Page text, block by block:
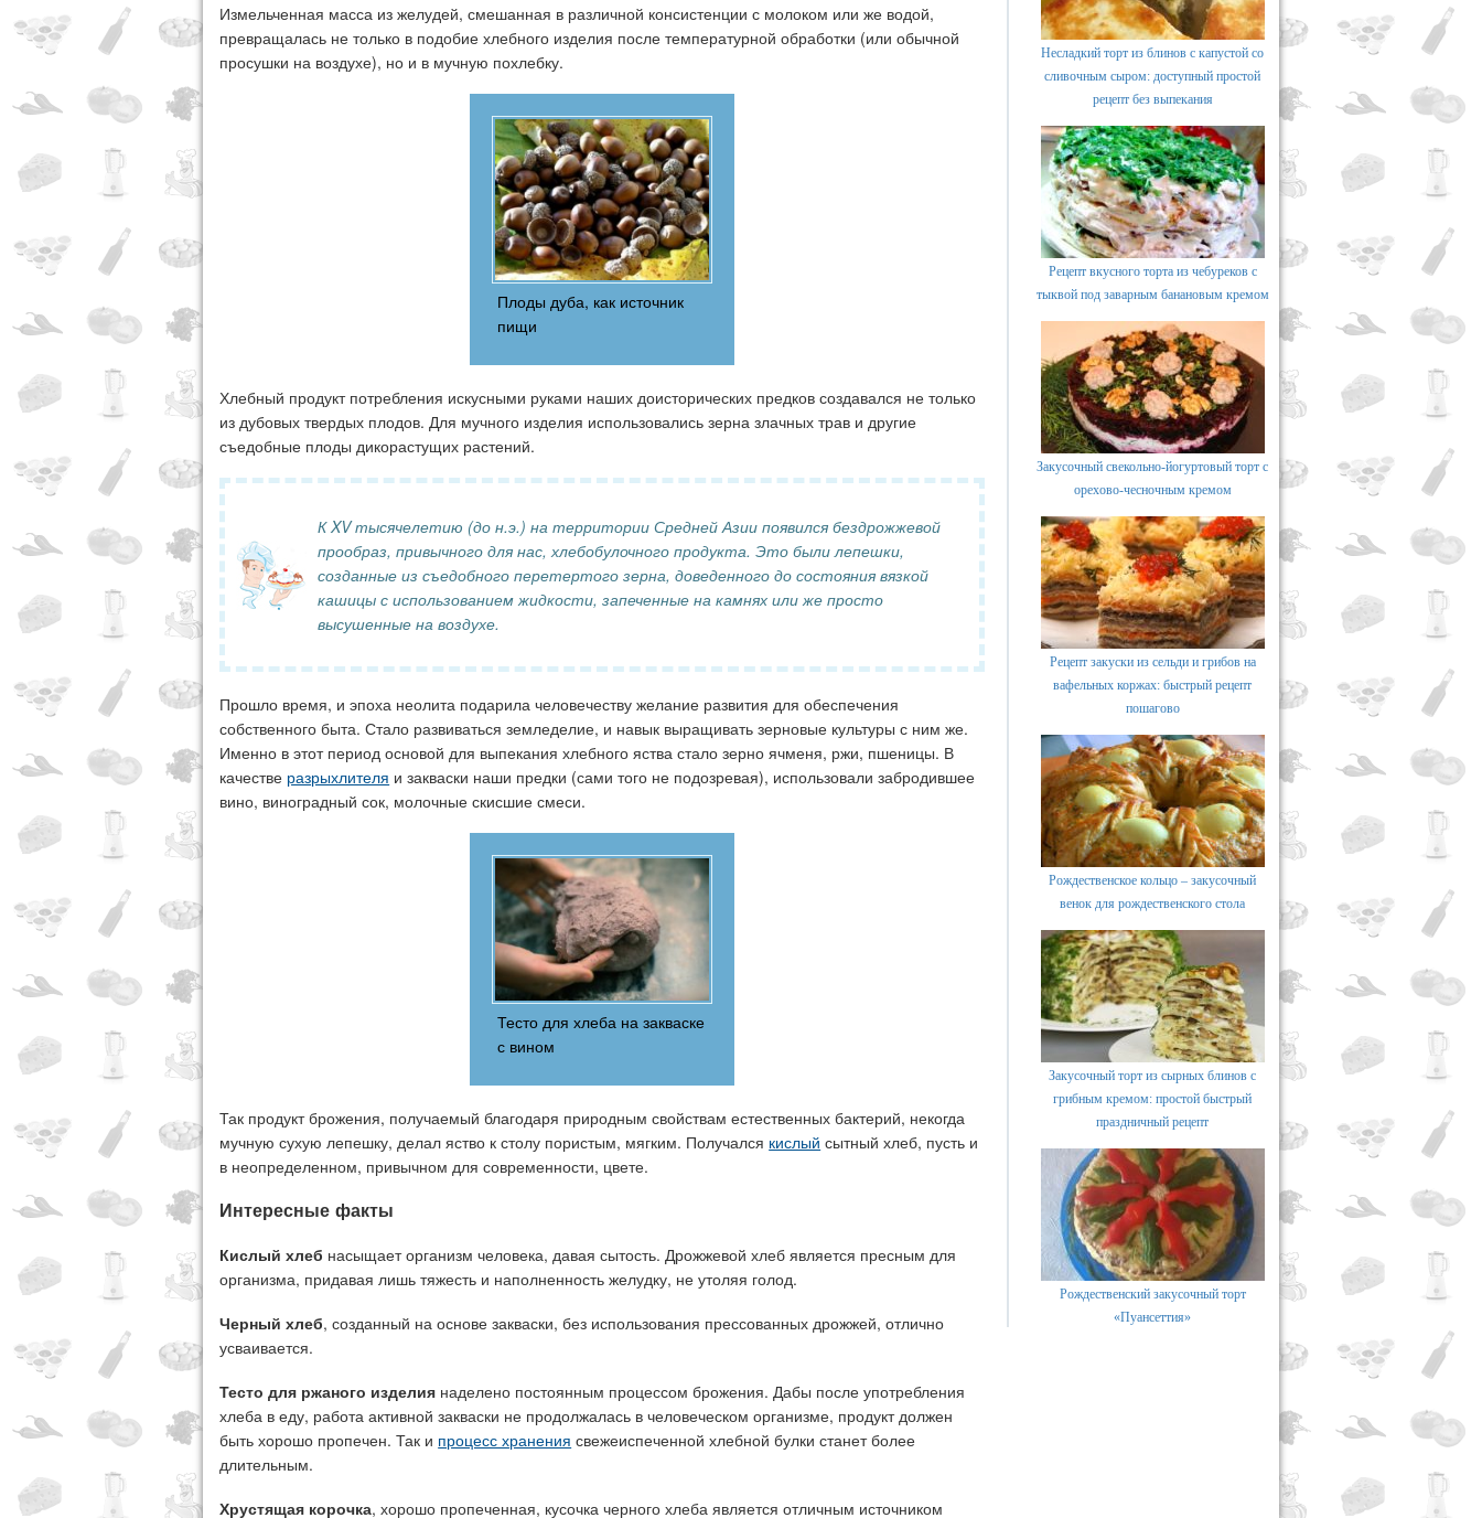
Измельченная масса из желудей, смешанная в различной консистенции с молоком или же водой,
превращалась не только в подобие хлебного изделия после температурной обработки (или обычной
просушки на воздухе), но и в мучную похлебку.
Плоды дуба, как источник
пищи
Хлебный продукт потребления искусными руками наших доисторических предков создавался не только
из дубовых твердых плодов. Для мучного изделия использовались зерна злачных трав и другие
съедобные плоды дикорастущих растений.
К XV тысячелетию (до н.э.) на территории Средней Азии появился бездрожжевой
прообраз, привычного для нас, хлебобулочного продукта. Это были лепешки,
созданные из съедобного перетертого зерна, доведенного до состояния вязкой
кашицы с использованием жидкости, запеченные на камнях или же просто
высушенные на воздухе.
Прошло время, и эпоха неолита подарила человечеству желание развития для обеспечения
собственного быта. Стало развиваться земледелие, и навык выращивать зерновые культуры с ним же.
Именно в этот период основой для выпекания хлебного яства стало зерно ячменя, ржи, пшеницы. В
качестве разрыхлителя и закваски наши предки (сами того не подозревая), использовали забродившее
вино, виноградный сок, молочные скисшие смеси.
Тесто для хлеба на закваске
с вином
Так продукт брожения, получаемый благодаря природным свойствам естественных бактерий, некогда
мучную сухую лепешку, делал яство к столу пористым, мягким. Получался кислый сытный хлеб, пусть и
в неопределенном, привычном для современности, цвете.
Интересные факты
Кислый хлеб насыщает организм человека, давая сытость. Дрожжевой хлеб является пресным для
организма, придавая лишь тяжесть и наполненность желудку, не утоляя голод.
Черный хлеб, созданный на основе закваски, без использования прессованных дрожжей, отлично
усваивается.
Тесто для ржаного изделия наделено постоянным процессом брожения. Дабы после употребления
хлеба в еду, работа активной закваски не продолжалась в человеческом организме, продукт должен
быть хорошо пропечен. Так и процесс хранения свежеиспеченной хлебной булки станет более
длительным.
Хрустящая корочка, хорошо пропеченная, кусочка черного хлеба является отличным источником
Несладкий торт из блинов с капустой со
сливочным сыром: доступный простой
рецепт без выпекания
Рецепт вкусного торта из чебуреков с
тыквой под заварным банановым кремом
Закусочный свекольно-йогуртовый торт с
орехово-чесночным кремом
Рецепт закуски из сельди и грибов на
вафельных коржах: быстрый рецепт
пошагово
Рождественское кольцо – закусочный
венок для рождественского стола
Закусочный торт из сырных блинов с
грибным кремом: простой быстрый
праздничный рецепт
Рождественский закусочный торт
«Пуансеттия»